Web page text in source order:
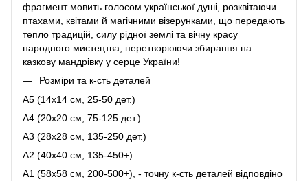
фрагмент мовить голосом української душі, розквітаючи
птахами, квітами й магічними візерунками, що передають
тепло традицій, силу рідної землі та вічну красу
народного мистецтва, перетворюючи збирання на
казкову мандрівку у серце України!
Розміри та к-сть деталей
A5 (14х14 см, 25-50 дет.)
A4 (20х20 см, 75-125 дет.)
A3 (28х28 см, 135-250 дет.)
A2 (40х40 см, 135-450+)
A1 (58х58 см, 200-500+), - точну к-сть деталей відповдіно